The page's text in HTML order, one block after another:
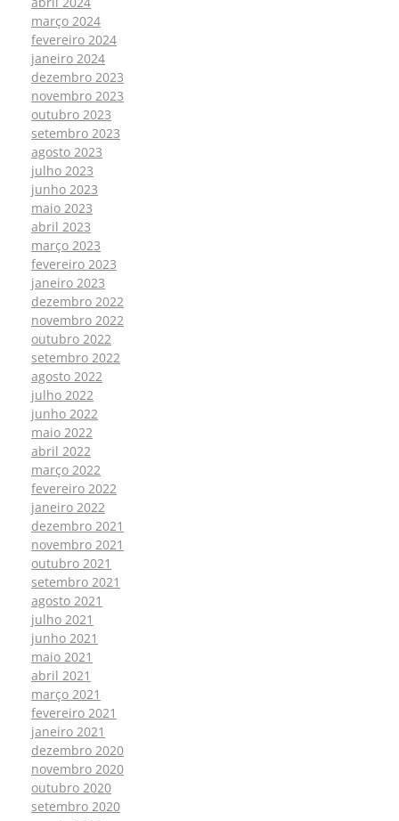
março 2024
fevereiro 2024
janeiro 2024
dezembro 2023
novembro 2023
outubro 2023
setembro 2023
agosto 2023
julho 2023
junho 2023
maio 2023
abril 2023
março 2023
fevereiro 2023
janeiro 2023
dezembro 2022
novembro 2022
outubro 2022
setembro 2022
agosto 2022
julho 2022
junho 2022
maio 2022
abril 2022
março 2022
fevereiro 2022
janeiro 2022
dezembro 2021
novembro 2021
outubro 2021
setembro 2021
agosto 2021
julho 2021
junho 2021
maio 2021
abril 2021
março 2021
fevereiro 2021
janeiro 2021
dezembro 2020
novembro 2020
outubro 2020
setembro 2020